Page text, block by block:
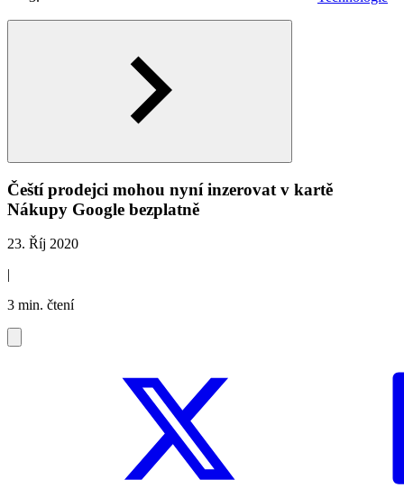
Čeští prodejci mohou nyní inzerovat v kartě
Nákupy Google bezplatně
23. Říj 2020
|
3 min. čtení